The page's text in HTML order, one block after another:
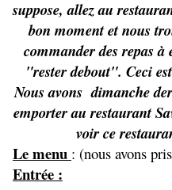
suppose, allez au
bon moment et nous
commander des repas
"rester debout". Ceci
Nous avons dimanche
emporter au restaurant
voir ce
Le menu : (nous avons
Entrée :